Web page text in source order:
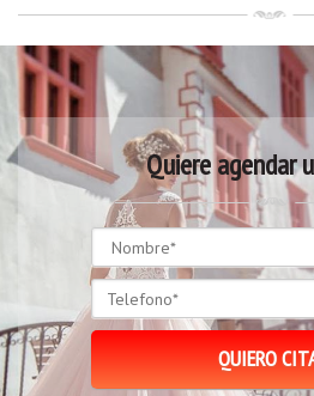
Quiere agendar